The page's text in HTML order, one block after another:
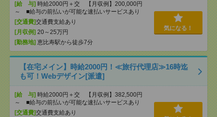
[給 与] 時給2000円＋交 【月収例】200,000円
～ ■給与の前払いが可能な速払いサービスあり
[交通費]交通費支給あり
[月収例] 20～25万円
[勤務地] 恵比寿駅から徒歩7分
気になる！
【在宅メイン】時給2000円！≪旅行代理店≫16時迄
も可！Webデザイン[派遣]
[給 与] 時給2000円＋交 【月収例】382,500円
～ ■給与の前払いが可能な速払いサービスあり
[交通費]交通費支給あり